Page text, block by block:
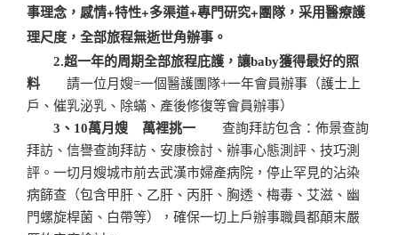
事理念，感情+特性+多渠道+專門研究+團隊，采用醫療護
理尺度，全部旅程無逝世角辦事。
2.超一年的周期全部旅程庇護 ，讓baby獲得最好的照
料 請一位月嫂=一個醫護團隊+一年會員辦事（護士上
戶、催乳泌乳、除蟎、產後修復等會員辦事）
3、 10萬月嫂 萬裡挑一 查詢拜訪包含：佈景查詢
拜訪、信譽查詢拜訪、安康檢討、辦事心態測評、技巧測
評。 一切月嫂城市前去武漢市婦產病院，停止罕見的沾染
病篩查（包含甲肝、乙肝、丙肝、胸透、梅毒、艾滋、幽
門螺旋桿菌、白帶等），確保一切上戶辦事職員都顛末嚴